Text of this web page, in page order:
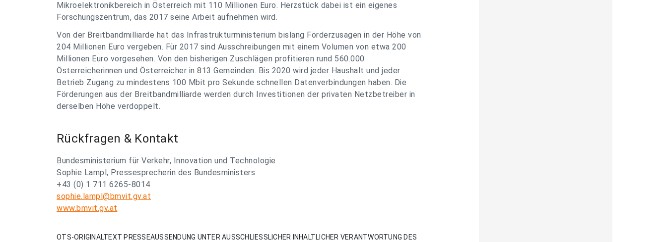
Mikroelektronikbereich in Österreich mit 110 Millionen Euro. Herzstück dabei ist ein eigenes
Forschungszentrum, das 2017 seine Arbeit aufnehmen wird.
Von der Breitbandmilliarde hat das Infrastrukturministerium bislang Förderzusagen in der Höhe von
204 Millionen Euro vergeben. Für 2017 sind Ausschreibungen mit einem Volumen von etwa 200
Millionen Euro vorgesehen. Von den bisherigen Zuschlägen profitieren rund 560.000
Österreicherinnen und Österreicher in 813 Gemeinden. Bis 2020 wird jeder Haushalt und jeder
Betrieb Zugang zu mindestens 100 Mbit pro Sekunde schnellen Datenverbindungen haben. Die
Förderungen aus der Breitbandmilliarde werden durch Investitionen der privaten Netzbetreiber in
derselben Höhe verdoppelt.
Rückfragen & Kontakt
Bundesministerium für Verkehr, Innovation und Technologie
Sophie Lampl, Pressesprecherin des Bundesministers
+43 (0) 1 711 6265-8014
sophie.lampl@bmvit.gv.at
www.bmvit.gv.at
OTS-ORIGINALTEXT PRESSEAUSSENDUNG UNTER AUSSCHLIESSLICHER INHALTLICHER VERANTWORTUNG DES